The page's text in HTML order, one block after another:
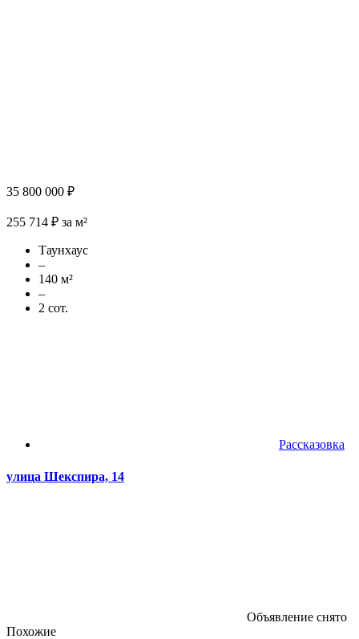
35 800 000 ₽
255 714 ₽ за м²
Таунхаус
–
140 м²
–
2 сот.
Рассказовка
улица Шекспира, 14
Объявление снято
Похожие